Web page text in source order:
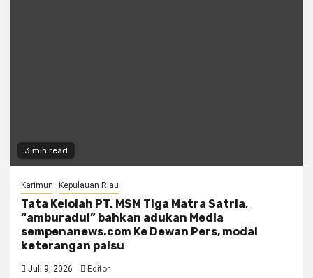
3 min read
Karimun Kepulauan RIau
Tata Kelolah PT. MSM Tiga Matra Satria,
“amburadul” bahkan adukan Media
sempenanews.com Ke Dewan Pers, modal
keterangan palsu
Juli 9, 2026 Editor